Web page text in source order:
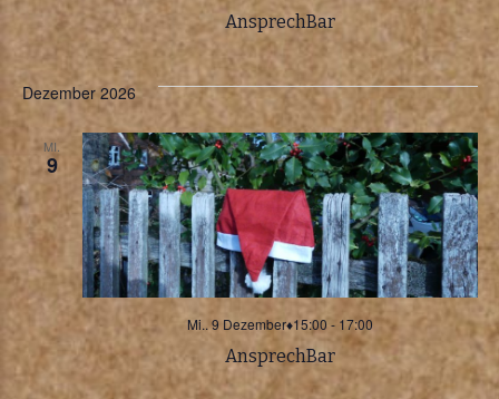
AnsprechBar
Dezember 2026
MI.
9
AnsprechBar
Mi.. 9 Dezember♦15:00 - 17:00